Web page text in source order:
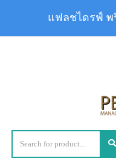
แฟลชไดรฟ์ พ